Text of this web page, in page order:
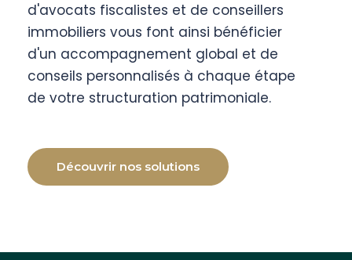
d'avocats fiscalistes et de conseillers
immobiliers vous font ainsi bénéficier
d'un accompagnement global et de
conseils personnalisés à chaque étape
de votre structuration patrimoniale.
Découvrir nos solutions